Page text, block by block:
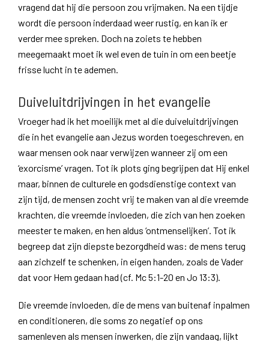
vragend dat hij die persoon zou vrijmaken. Na een tijdje
wordt die persoon inderdaad weer rustig, en kan ik er
verder mee spreken. Doch na zoiets te hebben
meegemaakt moet ik wel even de tuin in om een beetje
frisse lucht in te ademen.
Duiveluitdrijvingen in het evangelie
Vroeger had ik het moeilijk met al die duiveluitdrijvingen
die in het evangelie aan Jezus worden toegeschreven, en
waar mensen ook naar verwijzen wanneer zij om een
‘exorcisme’ vragen. Tot ik plots ging begrijpen dat Hij enkel
maar, binnen de culturele en godsdienstige context van
zijn tijd, de mensen zocht vrij te maken van al die vreemde
krachten, die vreemde invloeden, die zich van hen zoeken
meester te maken, en hen aldus ‘ontmenselijken’. Tot ik
begreep dat zijn diepste bezorgdheid was: de mens terug
aan zichzelf te schenken, in eigen handen, zoals de Vader
dat voor Hem gedaan had (cf. Mc 5:1-20 en Jo 13:3).
Die vreemde invloeden, die de mens van buitenaf inpalmen
en conditioneren, die soms zo negatief op ons
samenleven als mensen inwerken, die zijn vandaag, lijkt